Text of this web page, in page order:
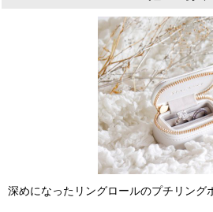
深めになったリングロールのプチリング